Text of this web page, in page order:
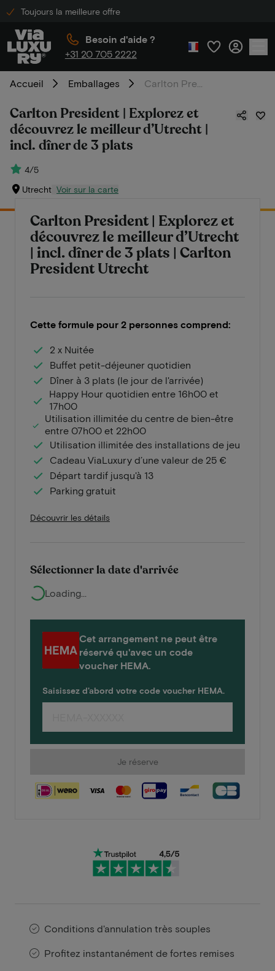
Toujours la meilleure offre
Besoin d'aide ?
+31 20 705 2222
Accueil Emballages
Carlton President | Explorez et
découvrez le meilleur d’Utrecht |
incl. dîner de 3 plats
4/5
Utrecht Voir sur la carte
Carlton President | Explorez et
découvrez le meilleur d’Utrecht
| incl. dîner de 3 plats | Carlton
President Utrecht
Cette formule pour 2 personnes comprend:
2 x Nuitée
Buffet petit-déjeuner quotidien
Dîner à 3 plats (le jour de l'arrivée)
Happy Hour quotidien entre 16h00 et
17h00
Utilisation illimitée du centre de bien-être
entre 07h00 et 22h00
Utilisation illimitée des installations de jeu
Cadeau ViaLuxury d’une valeur de 25 €
Départ tardif jusqu'à 13
Parking gratuit
Découvrir les détails
Sélectionner la date d'arrivée
Loading...
Cet arrangement ne peut être
réservé qu'avec un code
voucher HEMA.
Saisissez d'abord votre code voucher HEMA.
Je réserve
Conditions d'annulation très souples
Profitez instantanément de fortes remises